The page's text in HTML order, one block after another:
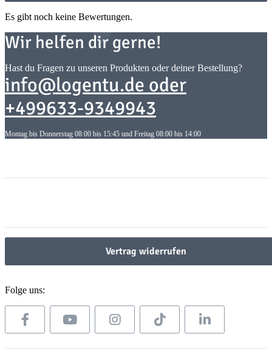
Es gibt noch keine Bewertungen.
Wir helfen dir gerne!
Hast du Fragen zu unseren Produkten oder deiner Bestellung?
info@logentu.de oder
+499633-9349943
Montag bis Donnerstag 08:00 bis 15:45 und Freitag 08:00 bis 14:00
Vertrag widerrufen
Folge uns: